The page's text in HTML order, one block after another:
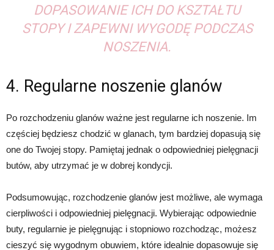
DOPASOWANIE ICH DO KSZTAŁTU
STOPY I ZAPEWNI WYGODĘ PODCZAS
NOSZENIA.
4. Regularne noszenie glanów
Po rozchodzeniu glanów ważne jest regularne ich noszenie. Im
częściej będziesz chodzić w glanach, tym bardziej dopasują się
one do Twojej stopy. Pamiętaj jednak o odpowiedniej pielęgnacji
butów, aby utrzymać je w dobrej kondycji.
Podsumowując, rozchodzenie glanów jest możliwe, ale wymaga
cierpliwości i odpowiedniej pielęgnacji. Wybierając odpowiednie
buty, regularnie je pielęgnując i stopniowo rozchodząc, możesz
cieszyć się wygodnym obuwiem, które idealnie dopasowuje się